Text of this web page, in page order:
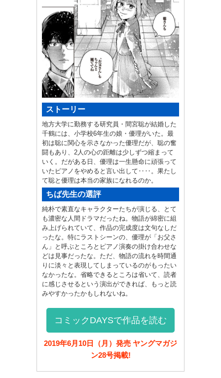
ストーリー
地方大学に勤務する研究員・間宮聡が結婚した
千鶴には、小学校6年生の娘・優理がいた。最
初は聡に関心を示さなかった優理だが、聡の奮
闘もあり、2人の心の距離は少しずつ縮まって
いく。だがある日、優理は一生懸命に頑張って
いたピアノをやめると言い出して‥‥。果たし
て聡と優理は本当の家族になれるのか。
ちば先生の選評
純朴で素直なキャラクターたちが演じる、とて
も濃密な人間ドラマだったね。物語が綿密に組
み上げられていて、作品の完成度は文句なしだ
ったな。特にラストシーンの、優理が「お父さ
ん」と呼ぶところとピアノ演奏の掛け合わせな
どは見事だったな。ただ、物語の流れを時間通
りに淡々と表現してしまっているのがもったい
なかったな。省略できるところは省いて、読者
に感じさせるという演出ができれば、もっと読
みやすかったかもしれないね。
コミックDAYSで作品を読む
2019年6月10日（月）発売 ヤングマガジ
ン28号掲載!